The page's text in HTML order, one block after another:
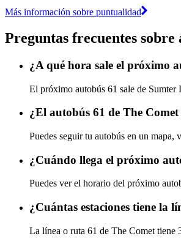
Más información sobre puntualidad
Preguntas frecuentes sobre
¿A qué hora sale el próximo
El próximo autobús 61 sale de
¿El autobús 61 de The
Puedes seguir tu autobús en un
¿Cuándo llega el próximo
Puedes ver el horario del próximo
¿Cuántas estaciones tiene la
La línea o ruta 61 de The Comet tiene